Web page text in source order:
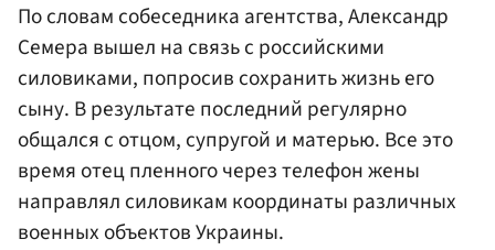
По словам собеседника агентства, Александр
Семера вышел на связь с российскими
силовиками, попросив сохранить жизнь его
сыну. В результате последний регулярно
общался с отцом, супругой и матерью. Все это
время отец пленного через телефон жены
направлял силовикам координаты различных
военных объектов Украины.